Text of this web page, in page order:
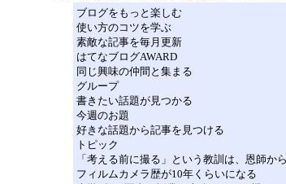
ブログをもっと楽しむ
使い方のコツを学ぶ
素敵な記事を毎月更新
はてなブログAWARD
同じ興味の仲間と集まる
グループ
書きたい話題が見つかる
今週のお題
好きな話題から記事を見つける
トピック
「考える前に撮る」という教訓は、恩師か
フィルムカメラ歴が10年くらいになる